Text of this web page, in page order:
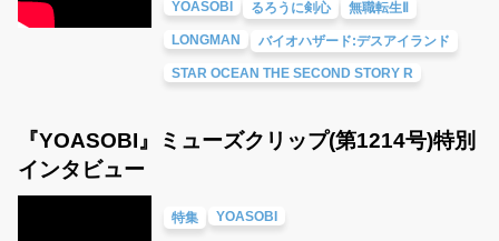
YOASOBI るろうに剣心 無職転生Ⅱ
LONGMAN バイオハザード:デスアイランド
STAR OCEAN THE SECOND STORY R
『YOASOBI』ミューズクリップ(第1214号)特別
インタビュー
特集 YOASOBI